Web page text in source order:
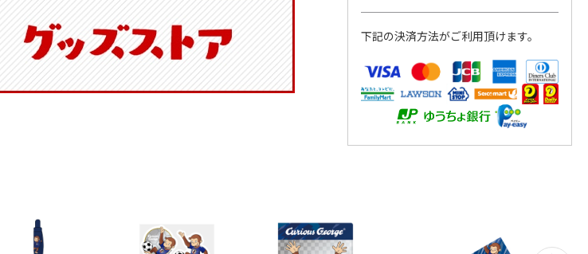
下記の決済方法がご利用頂けます。